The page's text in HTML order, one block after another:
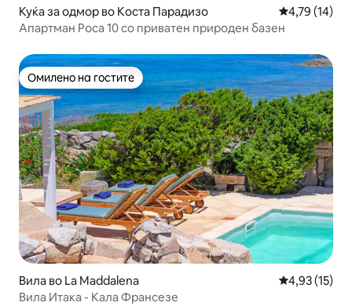
Куќа за одмор во Коста Парадизо Просечна
4,79 (14)
Апартман Роса 10 со приватен природен базен
Омилено на гостите
Омилено на гостите
Вила во La Maddalena Просечна
4,93 (15)
Вила Итака - Кала Франсезе